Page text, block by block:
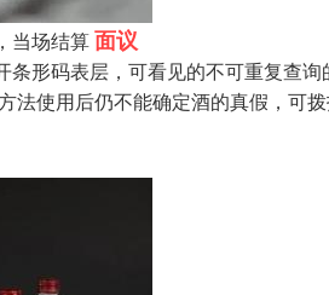
当场结算面议
形码表层，可看见的不可重复查
法使用后仍不能确定酒的真假，可